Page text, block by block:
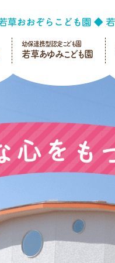
幼保連携型認定こども園
若草あゆみこども園